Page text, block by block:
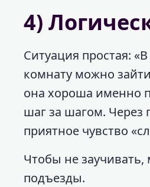
4)
Ситуация простая:
комнату можно
она хороша именно
шаг за шагом. Через
приятное чувство
Чтобы не
подъезды.